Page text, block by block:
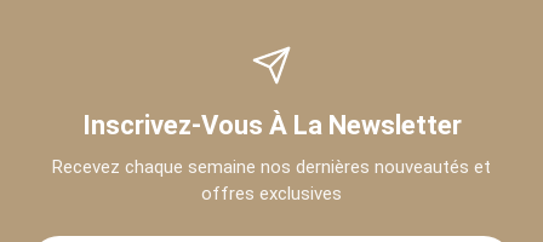
Inscrivez-Vous À La Newsletter
Recevez chaque semaine nos dernières nouveautés et
offres exclusives